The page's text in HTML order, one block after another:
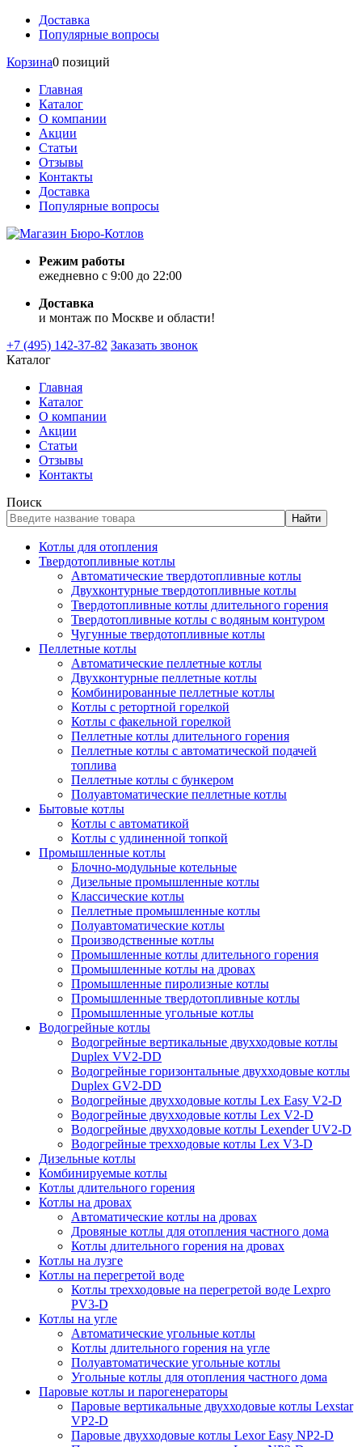
Доставка
Популярные вопросы
Корзина0 позиций
Главная
Каталог
О компании
Акции
Статьи
Отзывы
Контакты
Доставка
Популярные вопросы
Режим работы
ежедневно с 9:00 до 22:00
Доставка
и монтаж по Москве и области!
+7 (495) 142-37-82 Заказать звонок
Каталог
Главная
Каталог
О компании
Акции
Статьи
Отзывы
Контакты
Поиск
Найти
Котлы для отопления
Твердотопливные котлы
Автоматические твердотопливные котлы
Двухконтурные твердотопливные котлы
Твердотопливные котлы длительного горения
Твердотопливные котлы с водяным контуром
Чугунные твердотопливные котлы
Пеллетные котлы
Автоматические пеллетные котлы
Двухконтурные пеллетные котлы
Комбинированные пеллетные котлы
Котлы с ретортной горелкой
Котлы с факельной горелкой
Пеллетные котлы длительного горения
Пеллетные котлы с автоматической подачей
топлива
Пеллетные котлы с бункером
Полуавтоматические пеллетные котлы
Бытовые котлы
Котлы с автоматикой
Котлы с удлиненной топкой
Промышленные котлы
Блочно-модульные котельные
Дизельные промышленные котлы
Классические котлы
Пеллетные промышленные котлы
Полуавтоматические котлы
Производственные котлы
Промышленные котлы длительного горения
Промышленные котлы на дровах
Промышленные пиролизные котлы
Промышленные твердотопливные котлы
Промышленные угольные котлы
Водогрейные котлы
Водогрейные вертикальные двухходовые котлы
Duplex VV2-DD
Водогрейные горизонтальные двухходовые котлы
Duplex GV2-DD
Водогрейные двухходовые котлы Lex Easy V2-D
Водогрейные двухходовые котлы Lex V2-D
Водогрейные двухходовые котлы Lexender UV2-D
Водогрейные трехходовые котлы Lex V3-D
Дизельные котлы
Комбинируемые котлы
Котлы длительного горения
Котлы на дровах
Автоматические котлы на дровах
Дровяные котлы для отопления частного дома
Котлы длительного горения на дровах
Котлы на лузге
Котлы на перегретой воде
Котлы трехходовые на перегретой воде Lexpro
PV3-D
Котлы на угле
Автоматические угольные котлы
Котлы длительного горения на угле
Полуавтоматические угольные котлы
Угольные котлы для отопления частного дома
Паровые котлы и парогенераторы
Паровые вертикальные двухходовые котлы Lexstar
VP2-D
Паровые двухходовые котлы Lexor Easy NP2-D